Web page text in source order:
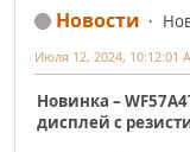
Новости
Июля 12, 2024, 10:12:01
Новинка –
дисплей с